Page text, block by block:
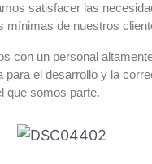
satisfacer las
mínimas de nuestros
con un personal
para el desarrollo y la
que somos parte.